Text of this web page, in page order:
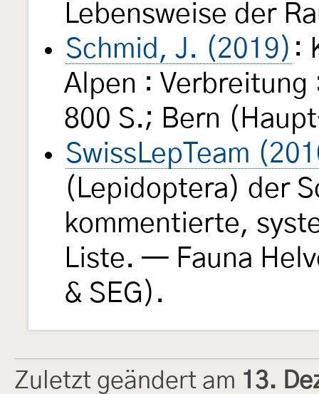
Lebensweise der
Schmid, J. (2019) :
Alpen :
800 S.; Bern
SwissLepTeam
(Lepidoptera) der
kommentierte,
Liste. — Fauna
& SEG).
Zuletzt geändert am 13.